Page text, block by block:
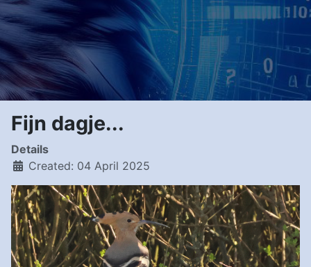
Fijn dagje...
Details
Created: 04 April 2025